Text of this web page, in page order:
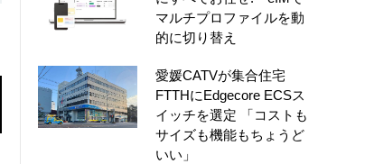
マルチプロファイルを動
的に切り替え
愛媛CATVが集合住宅
FTTHにEdgecore ECSス
イッチを選定 「コストも
サイズも機能もちょうど
いい」